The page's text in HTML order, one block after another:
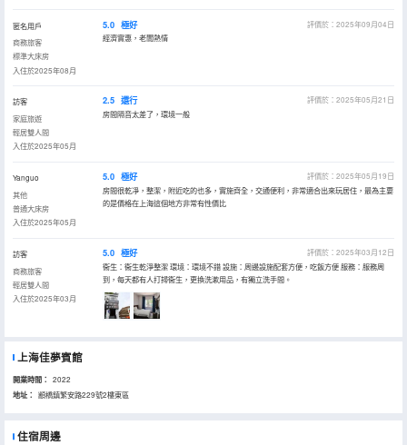
匿名用戶
商務旅客
標準大床房
入住於2025年08月
5.0 極好
評價於：2025年09月04日
經濟實惠，老闆熱情
訪客
家庭旅遊
輕居雙人間
入住於2025年05月
2.5 還行
評價於：2025年05月21日
房間隔音太差了，環境一般
Yanguo
其他
普通大床房
入住於2025年05月
5.0 極好
評價於：2025年05月19日
房間很乾凈，整潔，附近吃的也多，實施齊全，交通便利，非常適合出來玩居住，最為主要
的是價格在上海這個地方非常有性價比
訪客
商務旅客
輕居雙人間
入住於2025年03月
5.0 極好
評價於：2025年03月12日
衞生：衞生乾淨整潔 環境：環境不錯 設施：周邊設施配套方便，吃飯方便 服務：服務周
到，每天都有人打掃衞生，更換洗漱用品，有獨立洗手間。
上海佳夢賓館
開業時間： 2022
地址： 顓橋鎮繁安路229號2樓東區
住宿周邊